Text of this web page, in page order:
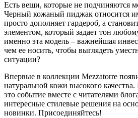
Есть вещи, которые не подчиняются
Черный кожаный пиджак относится
просто дополняет гардероб, а
элементом, который задает тон
именно эта модель – важнейшая
чем ее носить, чтобы выглядеть
ситуации?
Впервые в коллекции Mezzatorre
натуральной кожи высокого
это событие вместе с читателями
интересные стилевые решения на
новинки. Присоединяйтесь!